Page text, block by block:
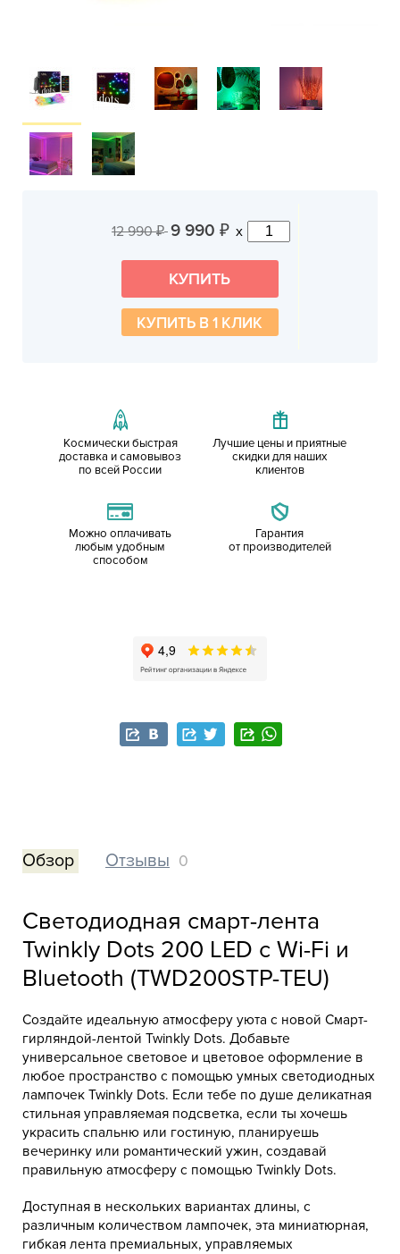
12 990₽ 9 990 ₽ x
КУПИТЬ В 1 КЛИК
Космически быстрая
доставка и самовывоз
по всей России
Лучшие цены и приятные
скидки для наших
клиентов
Можно оплачивать
любым удобным
способом
Гарантия
от производителей
Обзор Отзывы 0
Светодиодная смарт-лента
Twinkly Dots 200 LED с Wi-Fi и
Bluetooth (TWD200STP-TEU)
Создайте идеальную атмосферу уюта с новой Смарт-
гирляндой-лентой Twinkly Dots. Добавьте
универсальное световое и цветовое оформление в
любое пространство с помощью умных светодиодных
лампочек Twinkly Dots. Если тебе по душе деликатная
стильная управляемая подсветка, если ты хочешь
украсить спальню или гостиную, планируешь
вечеринку или романтический ужин, создавай
правильную атмосферу с помощью Twinkly Dots.
Доступная в нескольких вариантах длины, с
различным количеством лампочек, эта миниатюрная,
гибкая лента премиальных, управляемых